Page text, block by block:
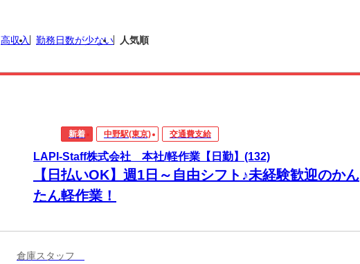
高収入 勤務日数が少ない 人気順
新着 中野駅(東京) 交通費支給
LAPI-Staff株式会社 本社/軽作業【日勤】(132)
【日払いOK】週1日～自由シフト♪未経験歓迎のかん
たん軽作業！
倉庫スタッフ